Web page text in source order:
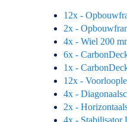
12x -
2x -
4x - Wiel 200
6x -
1x -
12x -
4x -
2x -